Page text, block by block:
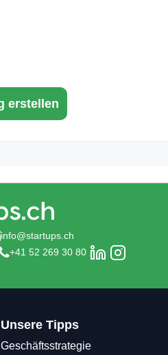
info@startups.ch
+41 52 269 30 80
Unsere Tipps
Geschäftsstrategie